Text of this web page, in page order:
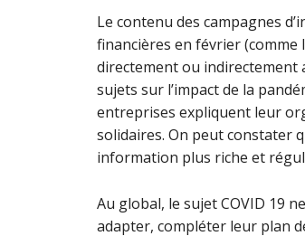
Le contenu des campagnes
financières en février (comme
directement ou indirectement
sujets sur l’impact de la
entreprises expliquent leur
solidaires. On peut constater
information plus riche et
Au global, le sujet COVID 19
adapter, compléter leur plan